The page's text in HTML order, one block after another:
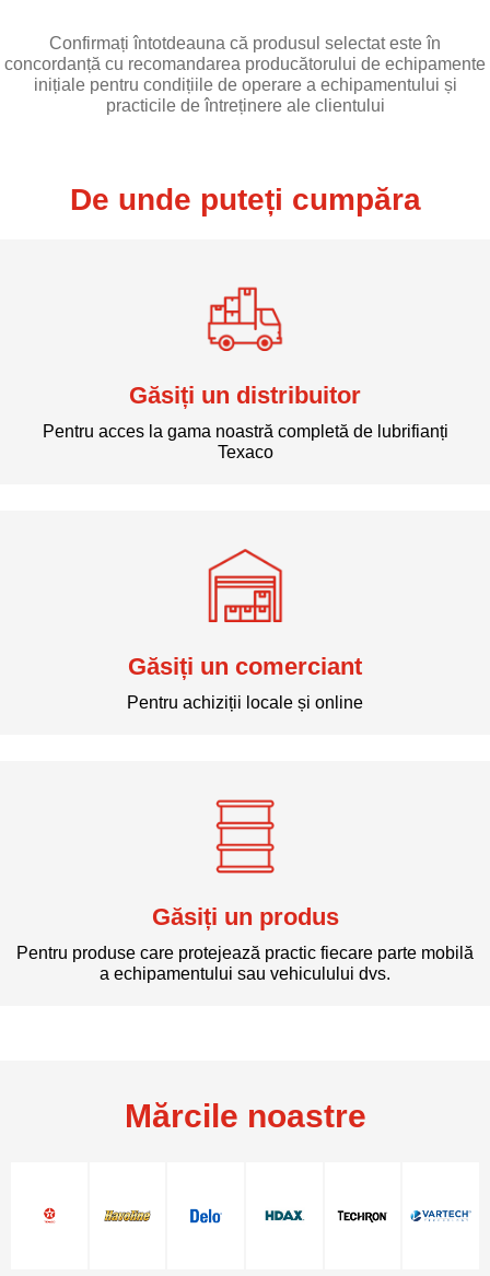
Confirmați întotdeauna că produsul selectat este în
concordanță cu recomandarea producătorului de echipamente
inițiale pentru condițiile de operare a echipamentului și
practicile de întreținere ale clientului
De unde puteți cumpăra
Găsiți un distribuitor
Pentru acces la gama noastră completă de lubrifianți
Texaco
Găsiți un comerciant
Pentru achiziții locale și online
Găsiți un produs
Pentru produse care protejează practic fiecare parte mobilă
a echipamentului sau vehiculului dvs.
Mărcile noastre